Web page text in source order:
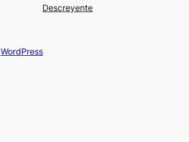
Descreyente
WordPress